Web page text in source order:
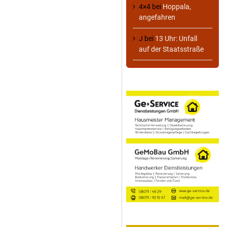
4×4 bei Hoppala,
angefahren
J bei 13 Uhr: Unfall
auf der Staatsstraße